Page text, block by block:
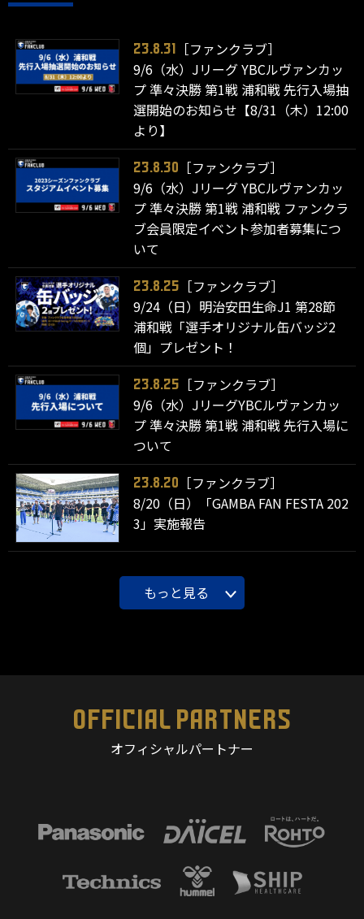
23.8.31
［ファンクラブ］
9/6（水）Jリーグ YBCルヴァンカッ
プ 準々決勝 第1戦 浦和戦 先行入場抽
選開始のお知らせ【8/31（木）12:00
より】
23.8.30
［ファンクラブ］
9/6（水）Jリーグ YBCルヴァンカッ
プ 準々決勝 第1戦 浦和戦 ファンクラ
ブ会員限定イベント参加者募集につ
いて
23.8.25
［ファンクラブ］
9/24（日）明治安田生命J1 第28節
浦和戦「選手オリジナル缶バッジ2
個」プレゼント！
23.8.25
［ファンクラブ］
9/6（水）JリーグYBCルヴァンカッ
プ 準々決勝 第1戦 浦和戦 先行入場に
ついて
23.8.20
［ファンクラブ］
8/20（日）「GAMBA FAN FESTA 202
3」実施報告
もっと見る
OFFICIAL PARTNERS
オフィシャルパートナー